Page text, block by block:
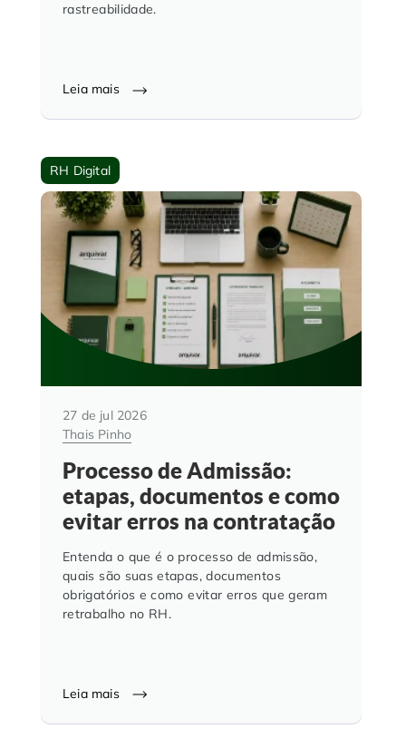
rastreabilidade.
Leia mais
RH Digital
27 de jul 2026
Thais Pinho
Processo de Admissão:
etapas, documentos e como
evitar erros na contratação
Entenda o que é o processo de admissão,
quais são suas etapas, documentos
obrigatórios e como evitar erros que geram
retrabalho no RH.
Leia mais